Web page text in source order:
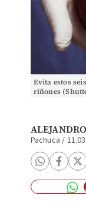
Evita estos
riñones
Pachuca /